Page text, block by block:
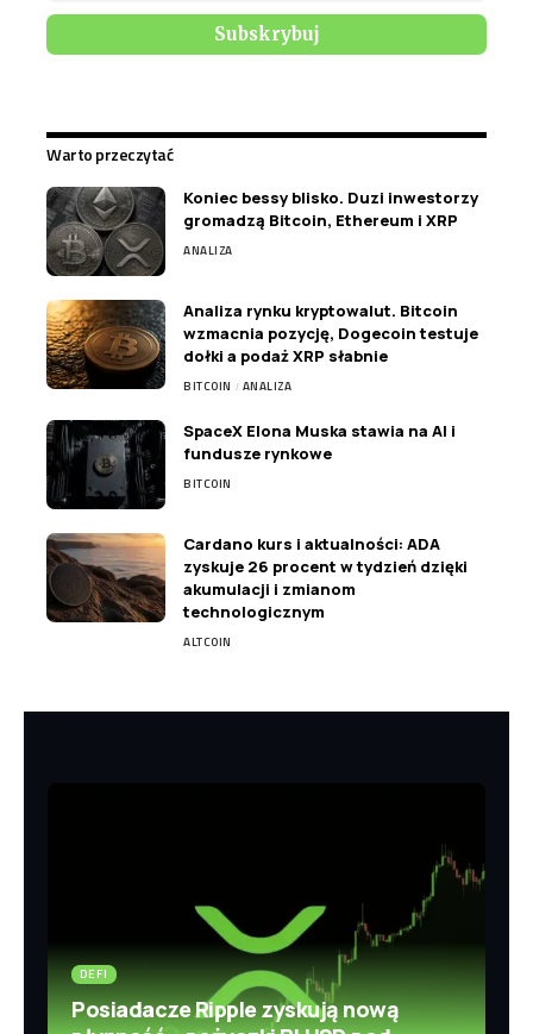
Warto przeczytać
Koniec bessy blisko. Duzi inwestorzy
gromadzą Bitcoin, Ethereum i XRP
ANALIZA
Analiza rynku kryptowalut. Bitcoin
wzmacnia pozycję, Dogecoin testuje
dołki a podaż XRP słabnie
BITCOIN ANALIZA
SpaceX Elona Muska stawia na AI i
fundusze rynkowe
BITCOIN
Cardano kurs i aktualności: ADA
zyskuje 26 procent w tydzień dzięki
akumulacji i zmianom
technologicznym
ALTCOIN
DEFI
Posiadacze Ripple zyskują nową